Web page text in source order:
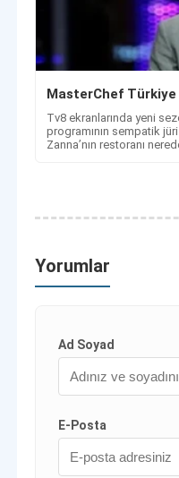
MasterChef Türkiye
Tv8 ekranlarında yeni
programının sempatik
Zanna’nın restoranı
Yorumlar
Ad Soyad
E-Posta